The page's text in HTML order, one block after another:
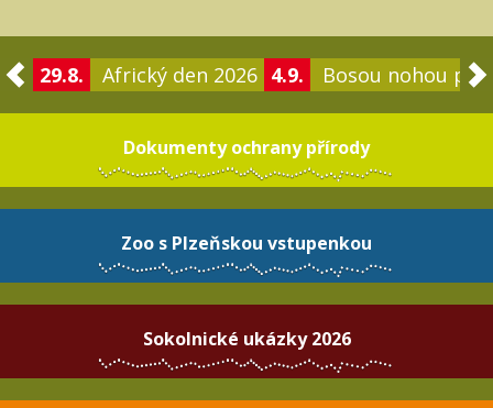
29.8. Africký den 2026 4.9. Bosou nohou po
Dokumenty ochrany přírody
Zoo s Plzeňskou vstupenkou
Sokolnické ukázky 2026